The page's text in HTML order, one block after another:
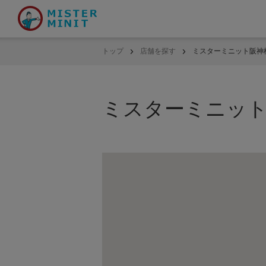
トップ 店舗を探す ミスターミニット阪神
ミスターミニッ